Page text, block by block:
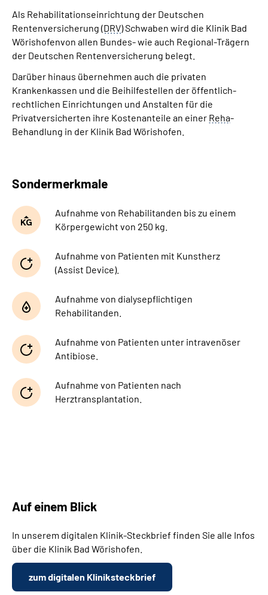
Leichte Sprache
Login
Als Rehabilitationseinrichtung der Deutschen
Rentenversicherung (DRV) Schwaben wird die Klinik Bad
Wörishofenvon allen Bundes- wie auch Regional-Trägern
der Deutschen Rentenversicherung belegt.
Darüber hinaus übernehmen auch die privaten
Krankenkassen und die Beihilfestellen der öffentlich-
rechtlichen Einrichtungen und Anstalten für die
Privatversicherten ihre Kostenanteile an einer Reha-
Behandlung in der Klinik Bad Wörishofen.
Sondermerkmale
Aufnahme von Rehabilitanden bis zu einem
Körpergewicht von 250 kg.
Aufnahme von Patienten mit Kunstherz
(Assist Device).
Aufnahme von dialysepflichtigen
Rehabilitanden.
Aufnahme von Patienten unter intravenöser
Antibiose.
Aufnahme von Patienten nach
Herztransplantation.
Auf einem Blick
In unserem digitalen Klinik-Steckbrief finden Sie alle Infos
über die Klinik Bad Wörishofen.
zum digitalen Kliniksteckbrief